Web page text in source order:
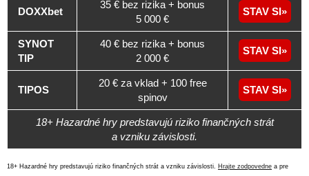
DOXXbet
35 € bez rizika + bonus
5 000 €
STAV SI
SYNOT
TIP
40 € bez rizika + bonus
2 000 €
STAV SI
TIPOS
20 € za vklad + 100 free
spinov
STAV SI
18+ Hazardné hry predstavujú riziko finančných strát
a vzniku závislosti.
18+ Hazardné hry predstavujú riziko finančných strát a vzniku závislosti. Hrajte zodpovedne a pre